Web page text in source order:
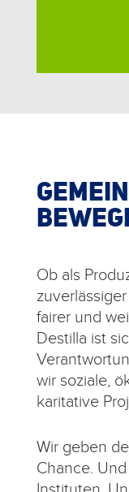
Ob als
fairer und
Destilla ist
wir soziale,
karitative
Wir geben
Chance.